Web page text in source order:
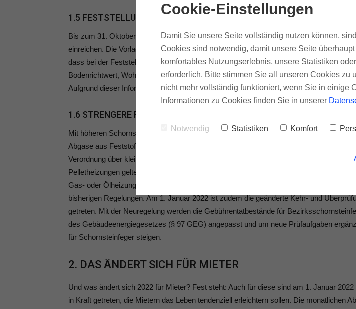
1.5 FESTSTELLUNGSERKLÄRUNG FÜR DIE NEUBERECHNUNG DER
Bis zum 31. Oktober müssen Eigentümer:innen beim Finanzamt dann auch weitere
einreichen. Die Vorlage dafür wird voraussichtlich aber erst im Juli zur Verfügung
dass bei der Feststellungserklärung folgende Daten abgefragt werden: Grundstücksart,
Bodenrichtwert, Wohnfläche, Baujahr und bei Mehrfamilienhäusern mit
Aufgrund dieser Informationen soll dann die Grundsteuer 2025 neu berechnet werden.
1.6 STRENGERE REGELN FÜR SCHORNSTEINE
Mit höheren Schornsteinen sollen Nachbarn in Zukunft besser vor
Abgase aus Feststofffeuerungen geschützt werden. Das ist der Sinn der strengeren
Verordnung über kleine und mittlere Feuerungsanlagen seit dem 1. Januar für
Pelletheizungen gelten. Die Modernisierung oder der Ersatz bestehender Kaminöfen,
Gas- oder Ölheizung durch einen Biomassekessel werden allerdings nicht verschärft.
bisherigen Regelungen. Am 1. Januar 2022 ist zudem die geänderte Kehr- und
getreten. Mit der Neuregelung werden die Gebührentatbestände für
des Gebäudeenergiegesetzes (§ 97 GEG) angepasst und um neue Prüfaufgaben
für Schornsteinfeger steigen.
2. DAS ÄNDERT SICH FÜR MIETER
Und was ändert sich 2022 für Mieter? Fest steht: Auch für diese sind am 1. Januar
in Kraft getreten, die Mietern das Leben tendenziell erleichtern sollen. Die monatlichen
Cookie-Einstellungen
Damit Sie unsere Seite vollständig nutzen können,
Cookies sind notwendig, damit unsere Seite
komfortables Nutzungserlebnis, unsere Statistiken
erforderlich. Bitte stimmen Sie all unseren Cookies zu
nicht mehr vollständig funktioniert, wenn Sie in einige
Informationen zu Cookies finden Sie in unserer
Notwendig Statistiken Komfort